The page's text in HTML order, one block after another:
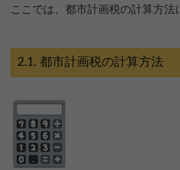
ここでは、都市計画税の計算方法
都市計画税の計算方法